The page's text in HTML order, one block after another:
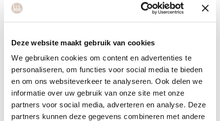
Deze website maakt gebruik van cookies
We gebruiken cookies om content en advertenties te
personaliseren, om functies voor social media te bieden
en om ons websiteverkeer te analyseren. Ook delen we
informatie over uw gebruik van onze site met onze
partners voor social media, adverteren en analyse. Deze
partners kunnen deze gegevens combineren met andere
verbeterde balans en coördinatie.
Hoe kies je de juiste kickboksgroepsles voor jouw
De juiste kickboksgroepsles kiezen begint met een
beoordeling van je huidige fitheidsniveauen ervaring.
Beginners doen er goed aan te starten met fundamentele
lessen waarin technieken rustig worden opgebouwd, terwijl
gevorderden kunnen kiezen voor intensievere trainingen met
complexere combinaties.